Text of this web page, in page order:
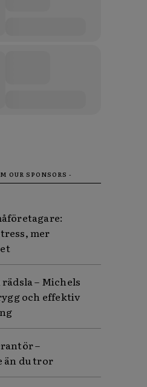
OUR SPONSORS -
mer
– Michels
och effektiv
–
än du tror